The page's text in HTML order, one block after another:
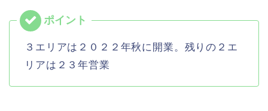
３エリアは２０２２年秋に開業。残りの２エ
リアは２３年営業